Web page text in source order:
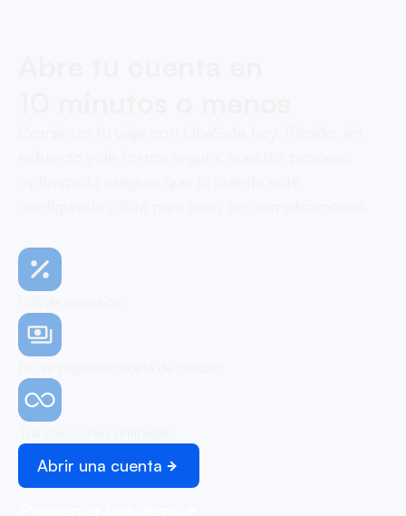
Abrir una cuenta